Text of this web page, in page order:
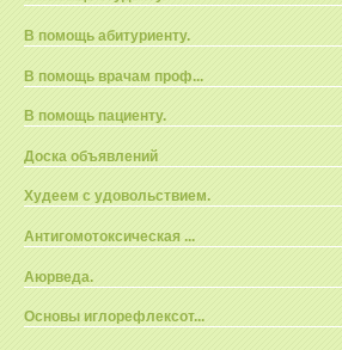
В помощь абитуриенту.
В помощь врачам проф...
В помощь пациенту.
Доска объявлений
Худеем с удовольствием.
Антигомотоксическая ...
Аюрведа.
Основы иглорефлексот...